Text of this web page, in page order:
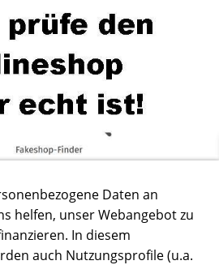
Daten an
helfen, unser Webangebot zu
In diesem
auch Nutzungsprofile (u.a.